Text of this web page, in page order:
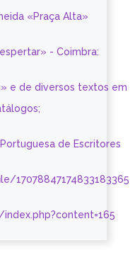
«Praça Alta»
- Coimbra:
e de diversos textos em
de Escritores
17078847174833183365